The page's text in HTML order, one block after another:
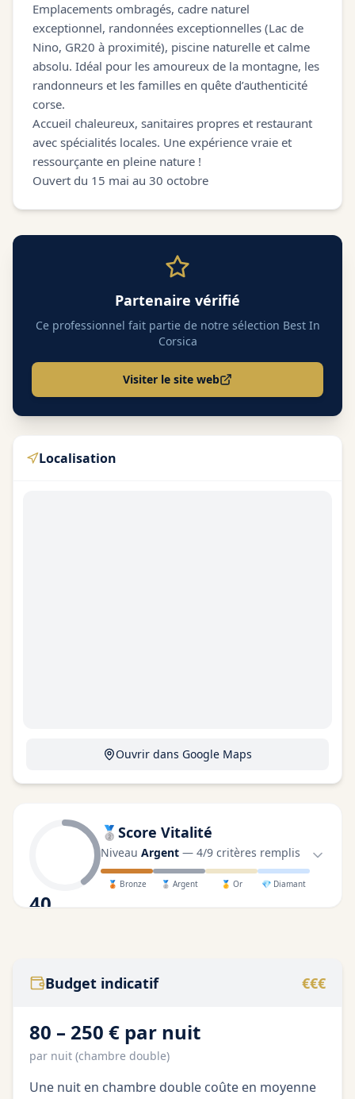
Emplacements ombragés, cadre naturel
exceptionnel, randonnées exceptionnelles (Lac de
Nino, GR20 à proximité), piscine naturelle et calme
absolu. Idéal pour les amoureux de la montagne, les
randonneurs et les familles en quête d’authenticité
corse.
Accueil chaleureux, sanitaires propres et restaurant
avec spécialités locales. Une expérience vraie et
ressourçante en pleine nature !
Ouvert du 15 mai au 30 octobre
Partenaire vérifié
Ce professionnel fait partie de notre sélection Best In
Corsica
Visiter le site web
Localisation
Ouvrir dans Google Maps
40
🥈 Score Vitalité
Niveau Argent — 4/9 critères remplis
🥉 Bronze 🥈 Argent 🥇 Or 💎 Diamant
Budget indicatif €€€
80 – 250 € par nuit
par nuit (chambre double)
Une nuit en chambre double coûte en moyenne